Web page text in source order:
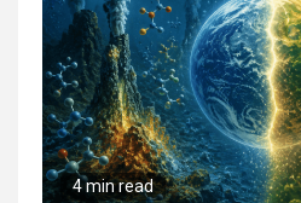
4 min read